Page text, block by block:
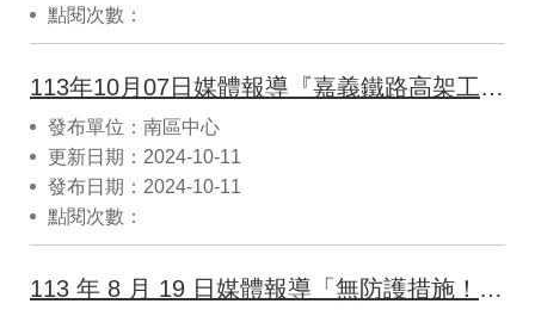
點閱次數：
113年10月07日媒體報導『嘉義鐵路高架工安意外！65歲男「遭混凝土壓死」』
發布單位：南區中心
更新日期：2024-10-11
發布日期：2024-10-11
點閱次數：
113 年 8 月 19 日媒體報導「無防護措施！國 4 延伸東豐快工程大量 鋼筋倒塌 1 移工當場死亡」